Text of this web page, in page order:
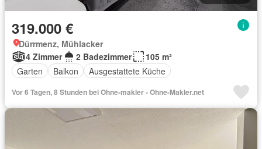
319.000 €
Dürrmenz, Mühlacker
4 Zimmer
2 Badezimmer
105 m²
Garten
Balkon Ausgestattete Küche
Vor 6 Tagen, 8 Stunden bei Ohne-makler - Ohne-Makler.net